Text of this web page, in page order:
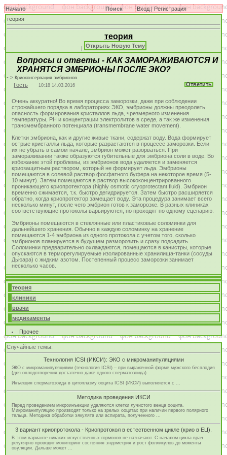
Начало Поиск Вход | Регистрация
теория
теория
| Открыть Новую Тему
Вопросы и ответы - КАК ЗАМОРАЖИВАЮТСЯ И
ХРАНЯТСЯ ЭМБРИОНЫ ПОСЛЕ ЭКО?
- > Криоконсервация эмбрионов
Гость 10:18 14.03.2016 Ответить
Очень аккуратно! Во время процесса заморозки, даже при соблюдении
строжайшего порядка в лабораториях ЭКО, эмбрионы должны преодолеть
опасность формирования кристаллов льда, чрезмерного изменения
температуры, PH и концентрации электролитов в среде, а так же изменения
трансмембранного потенциала (transmembrane water movement).
Клетки эмбриона, как и другие живые ткани, содержат воду. Вода формирует
острые кристаллы льда, которые разрастаются в процессе заморозки. Если
их не убрать в самом начале, эмбрион может разорваться. При
замораживании также образуются губительные для эмбриона соли в воде. Во
избежание этой проблемы, из эмбрионов вода удаляется и заменяется
криозащитным раствором, который не формирует льда. Эмбрионы
помещаются в солевой раствор фосфатного буфера на некоторое время (5-
10 минут). Затем помещаются в раствор высококонцентрированного
проникающего криопротектора (highly osmotic cryoprotectant fluid). Эмбрион
временно сжимается, т.к. быстро дегидрируется. Затем быстро расширяется
обратно, когда криопротектор замещает воду. Эта процедура занимает всего
несколько минут, после чего эмбрион готов к заморозке. В разных клиниках
соответствующие протоколы варьируются, но проходят по одному сценарию.
Эмбрионы помещаются в стеклянные или пластиковые соломинки для
дальнейшего хранения. Обычно в каждую соломинку на хранение
помещаются 1-4 эмбриона из одного протокола с учетом того, сколько
эмбрионов планируется в будущем разморозить и сразу подсадить.
Соломинки предварительно охлаждаются, помещаются в канистры, которые
опускаются в терморегулируемые изолированные хранилища-танки (сосуды
Дьюара) с жидким азотом. Постепенный процесс заморозки занимает
несколько часов.
теория
клиники
врачи
медикаменты
Прочее
Случайные темы:
Технология ICSI (ИКСИ): ЭКО с микроманипуляциями
ЭКО с микроманипуляциями (технология ICSI) – при выраженной форме мужского бесплодия
(для оплодотворения достаточно даже одного сперматозоида)
Инъекция сперматозоида в цитоплазму ооцита ICSI (ИКСИ) выполняется с ...
Методика проведения ИКСИ
Перед проведением микроинъекции удаляются клетки лучистого венца ооцита.
Микроманипуляцию производят только на зрелых ооцитах при наличии первого полярного
тельца. Методика обработки эякулята или аспирата, полученного ...
3 вариант криопротокола - Криопротокол в естественном цикле (крио в ЕЦ).
В этом варианте никаких искусственных гормонов не назначают. С началом цикла врач
регулярно проводит мониторинг состояния эндометрия и рост фолликулов до моменты
овуляции. Дальше может ...